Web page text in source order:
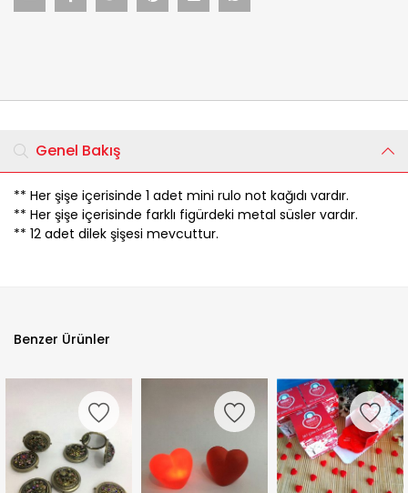
Genel Bakış
** Her şişe içerisinde 1 adet mini rulo not kağıdı vardır.
** Her şişe içerisinde farklı figürdeki metal süsler vardır.
** 12 adet dilek şişesi mevcuttur.
Benzer Ürünler